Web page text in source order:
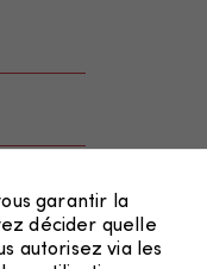
garantir la
décider quelle
autorisez via les
Ils
au